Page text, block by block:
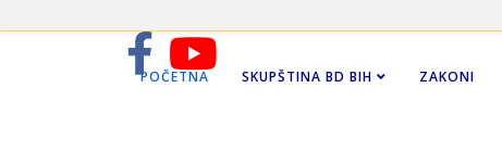
POČETNA SKUPŠTINA BD BIH ZAKONI